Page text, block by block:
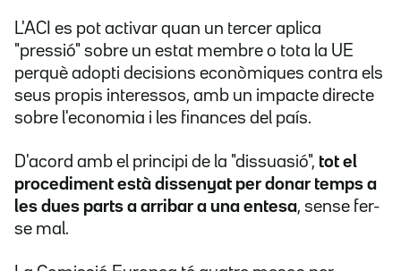
L'ACI es pot activar quan un tercer aplica
"pressió" sobre un estat membre o tota la UE
perquè adopti decisions econòmiques contra els
seus propis interessos, amb un impacte directe
sobre l'economia i les finances del país.
D'acord amb el principi de la "dissuasió", tot el
procediment està dissenyat per donar temps a
les dues parts a arribar a una entesa, sense fer-
se mal.